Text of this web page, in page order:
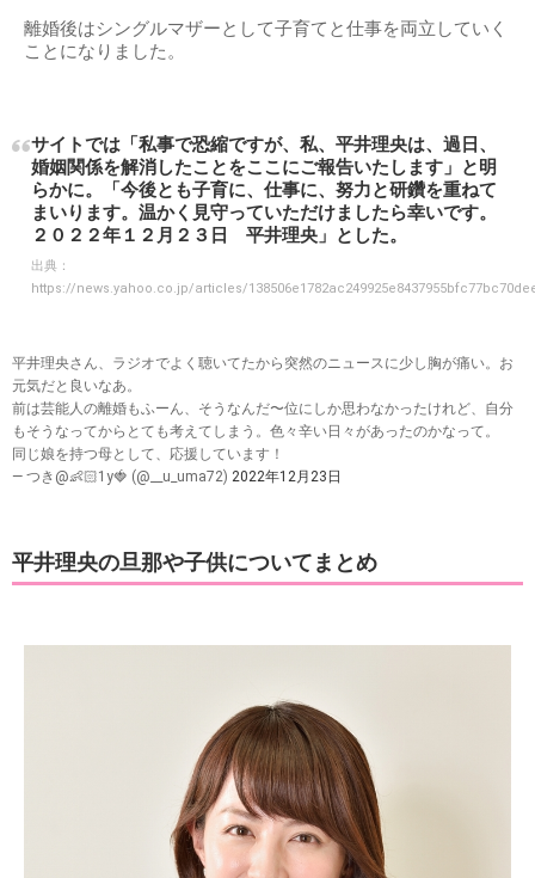
離婚後はシングルマザーとして子育てと仕事を両立していく
ことになりました。
サイトでは「私事で恐縮ですが、私、平井理央は、過日、
婚姻関係を解消したことをここにご報告いたします」と明
らかに。「今後とも子育に、仕事に、努力と研鑽を重ねて
まいります。温かく見守っていただけましたら幸いです。
２０２２年１２月２３日 平井理央」とした。
出典：
https://news.yahoo.co.jp/articles/
平井理央さん、ラジオでよく聴いてたから突然のニュースに少し胸が痛い。お
元気だと良いなあ。
前は芸能人の離婚もふーん、そうなんだ〜位にしか思わなかったけれど、自分
もそうなってからとても考えてしまう。色々辛い日々があったのかなって。
同じ娘を持つ母として、応援しています！
— つき@👶🏻1y🍓 (@__u_uma72) 2022年12月23日
平井理央の旦那や子供についてまとめ